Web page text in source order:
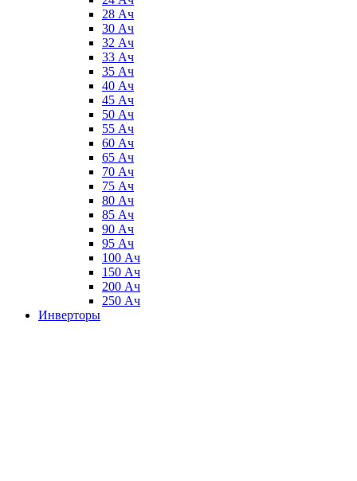
28 Ач
30 Ач
32 Ач
33 Ач
35 Ач
40 Ач
45 Ач
50 Ач
55 Ач
60 Ач
65 Ач
70 Ач
75 Ач
80 Ач
85 Ач
90 Ач
95 Ач
100 Ач
150 Ач
200 Ач
250 Ач
Инверторы